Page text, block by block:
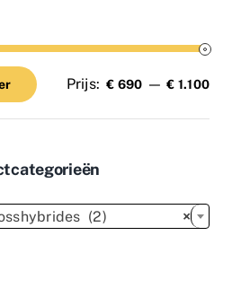
Prijs: € 690 —€ 1.100
×
(2)